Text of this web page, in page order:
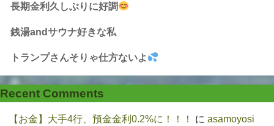
長期金利久しぶりに好調
銭湯andサウナ好きな私
トランプさんそりゃ仕方ないよ
Recent Comments
【お金】大手4行、預金金利0.2%に！！！ に asamoyosi